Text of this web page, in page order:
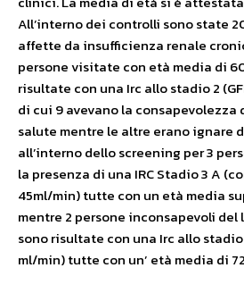
All’interno dei controlli sono state
affette da insufficienza renale
persone visitate con età media di
risultate con una Irc allo stadio 2
di cui 9 avevano la
salute mentre le altre erano ignare
all’interno dello screening per 3
la presenza di una IRC Stadio 3 A
45ml/min) tutte con un età media
mentre 2 persone inconsapevoli
sono risultate con una Irc allo stadio
ml/min) tutte con un’ età media di